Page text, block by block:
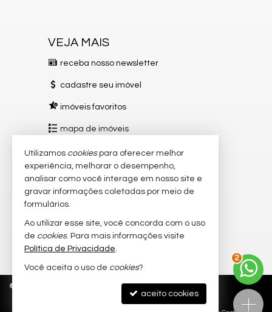
VEJA MAIS
receba nosso newsletter
cadastre seu imóvel
imóveis favoritos
mapa de imóveis
REDES SOCIAIS
Instagram
TikTok
YouTube
© Política de Privacidade
3
Utilizamos cookiespara oferecer melhor
experiência, melhorar o desempenho,
analisar como você interage em nosso site e
gravar informações coletadas por meio de
formulários.
Ao utilizar esse site, você concorda com o uso
de cookies. Para mais informações visite
Política de Privacidade.
Você aceita o uso de cookies?
aceito cookies